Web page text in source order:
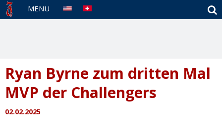
MENU
Ryan Byrne zum dritten Mal
MVP der Challengers
02.02.2025